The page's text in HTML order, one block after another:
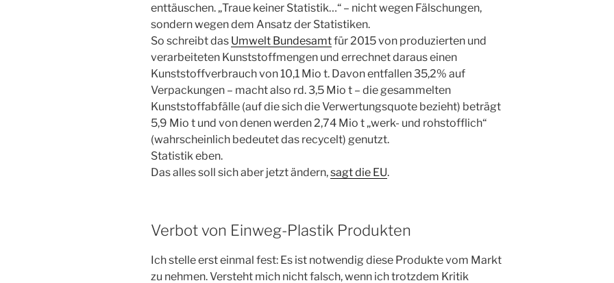
enttäuschen. „Traue keiner Statistik…“ – nicht wegen Fälschungen,
sondern wegen dem Ansatz der Statistiken.
So schreibt das Umwelt Bundesamtfür 2015 von produzierten und
verarbeiteten Kunststoffmengen und errechnet daraus einen
Kunststoffverbrauch von 10,1 Mio t. Davon entfallen 35,2% auf
Verpackungen – macht also rd. 3,5 Mio t – die gesammelten
Kunststoffabfälle (auf die sich die Verwertungsquote bezieht) beträgt
5,9 Mio t und von denen werden 2,74 Mio t „werk- und rohstofflich“
(wahrscheinlich bedeutet das recycelt) genutzt.
Statistik eben.
Das alles soll sich aber jetzt ändern,sagt die EU.
Verbot von Einweg-Plastik Produkten
Ich stelle erst einmal fest: Es ist notwendig diese Produkte vom Markt
zu nehmen. Versteht mich nicht falsch, wenn ich trotzdem Kritik